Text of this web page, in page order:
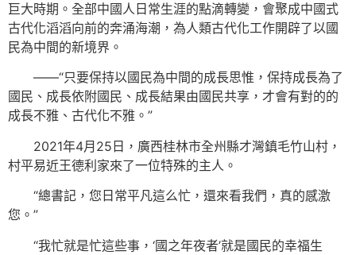
巨大時期。全部中國人日常生涯的點滴轉變，會聚成中國式
古代化滔滔向前的奔涌海潮，為人類古代化工作開辟了以國
民為中間的新境界。
——“只要保持以國民為中間的成長思惟，保持成長為了
國民、成長依附國民、成長結果由國民共享，才會有對的的
成長不雅、古代化不雅。”
2021年4月25日，廣西桂林市全州縣才灣鎮毛竹山村，
村平易近王德利家來了一位特殊的主人。
“總書記，您日常平凡這么忙，還來看我們，真的感激
您。”
“我忙就是忙這些事，‘國之年夜者’就是國民的幸福生